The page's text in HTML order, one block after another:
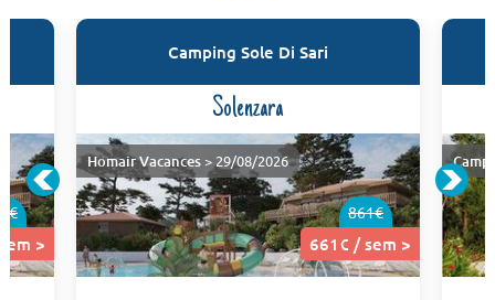
>
Camping Sole Di Sari
Solenzara
861€
661€ / sem >
Homair Vacances> 29/08/2026